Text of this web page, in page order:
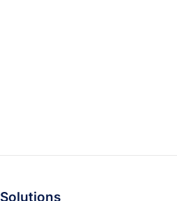
Solutions